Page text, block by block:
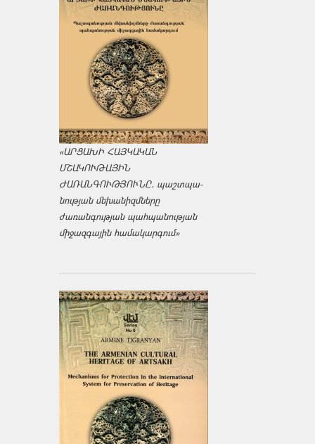
«ԱՐՑԱԽԻ ՀԱՅԿԱԿԱՆ
ՄՇԱԿՈՒԹԱՅԻՆ
ԺԱՌԱՆԳՈՒԹՅՈՒՆԸ․ պաշտպա­
նության մեխանիզմները
ժառանգության պահպանության
միջազ­գային համակարգում»